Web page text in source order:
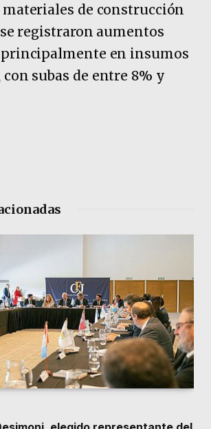
materiales de construcción
registraron aumentos
principalmente en insumos
subas de entre 8% y